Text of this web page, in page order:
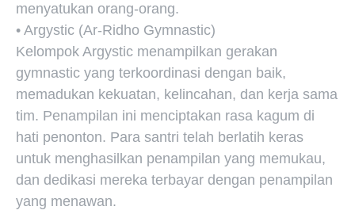
menyatukan orang-orang.
• Argystic (Ar-Ridho Gymnastic)
Kelompok Argystic menampilkan gerakan
gymnastic yang terkoordinasi dengan baik,
memadukan kekuatan, kelincahan, dan kerja sama
tim. Penampilan ini menciptakan rasa kagum di
hati penonton. Para santri telah berlatih keras
untuk menghasilkan penampilan yang memukau,
dan dedikasi mereka terbayar dengan penampilan
yang menawan.